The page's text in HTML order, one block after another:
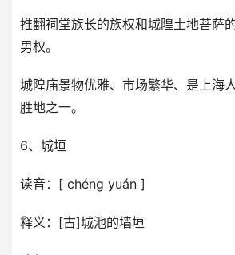
推翻祠堂族长的族权和城隍土地菩萨
男权。
城隍庙景物优雅、市场繁华、是上海
胜地之一。
6、城垣
读音：[ chéng yuán ]
释义：[古]城池的墙垣